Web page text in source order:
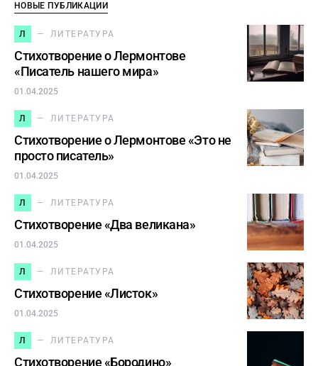
НОВЫЕ ПУБЛИКАЦИИ
Л ЛИТЕРАТУРА
Стихотворение о Лермонтове
«Писатель нашего мира»
01.04.2025
Л ЛИТЕРАТУРА
Стихотворение о Лермонтове «Это не
просто писатель»
01.04.2025
Л ЛИТЕРАТУРА
Стихотворение «Два великана»
01.04.2025
Л ЛИТЕРАТУРА
Стихотворение «Листок»
01.04.2025
Л ЛИТЕРАТУРА
Стихотворение «Бородино»